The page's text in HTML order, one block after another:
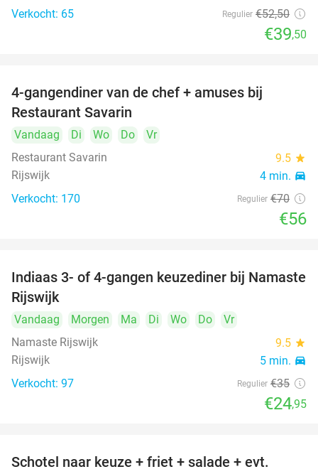
Verkocht: 65 Regulier €52,50
€39,50
4-gangendiner van de chef + amuses bij
Restaurant Savarin
Vandaag Di Wo Do
Vr
Restaurant Savarin
9.5 star
Rijswijk 4 min. directions_car
Verkocht: 170 Regulier €70
€56
29%
Indiaas 3- of 4-gangen keuzediner bij Namaste
Rijswijk
Vandaag Morgen Ma Di Wo Do
Vr
Namaste Rijswijk
9.5 star
Rijswijk 5 min. directions_car
Verkocht: 97 Regulier €35
€24,95
Schotel naar keuze + friet + salade + evt.